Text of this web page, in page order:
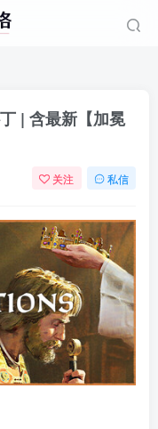
| 含最新【加冕
关注 私信